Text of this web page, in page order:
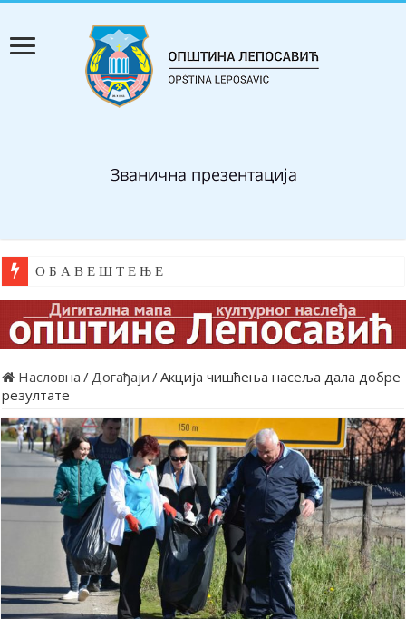
О Б А В Е Ш Т Е Њ Е
Насловна /Догађаји /Акција чишћења насеља дала добре
резултате